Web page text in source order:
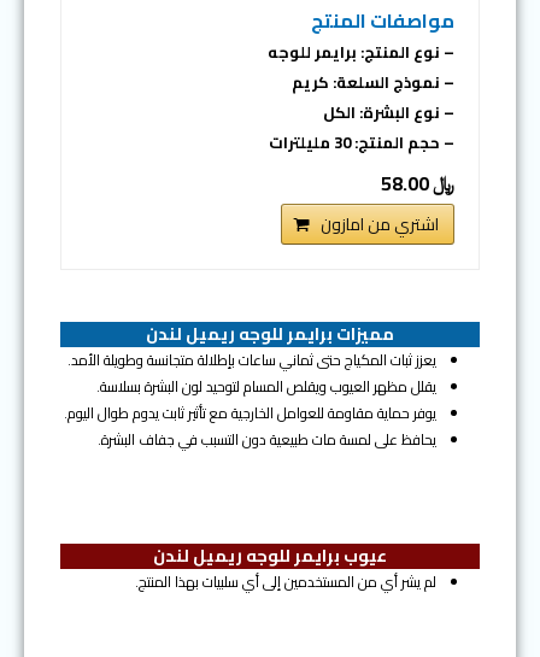
مواصفات المنتج
– نوع المنتج: برايمر للوجه
– نموذج السلعة: كريم
– نوع البشرة: الكل
– حجم المنتج: 30 مليلترات
﷼ 58.00
اشتري من امازون
مميزات برايمر للوجه ريميل لندن
يعزز ثبات المكياج حتى ثماني ساعات بإطلالة متجانسة وطويلة الأمد.
يقلل مظهر العيوب ويقلص المسام لتوحيد لون البشرة بسلاسة.
يوفر حماية مقاومة للعوامل الخارجية مع تأثير ثابت يدوم طوال اليوم.
يحافظ على لمسة مات طبيعية دون التسبب في جفاف البشرة.
عيوب برايمر للوجه ريميل لندن
لم يشر أي من المستخدمين إلى أي سلبيات بهذا المنتج.